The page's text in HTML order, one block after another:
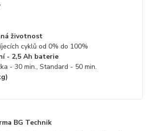
životnost
cyklů od 0% do 100%
- 2,5 Ah baterie
- 30 min., Standard - 50 min.
BG Technik